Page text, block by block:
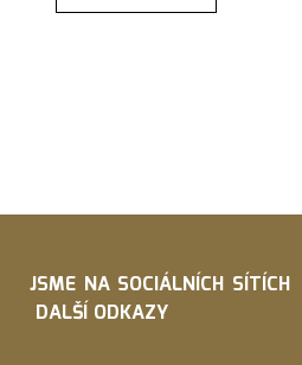
JSME NA
DALŠÍ ODKAZY